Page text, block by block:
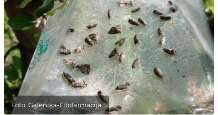
Foto: Galenika-Fitofarmacija